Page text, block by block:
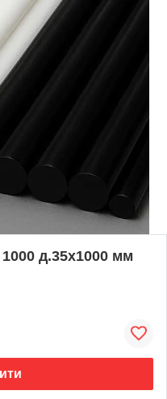
д.35х1000 мм